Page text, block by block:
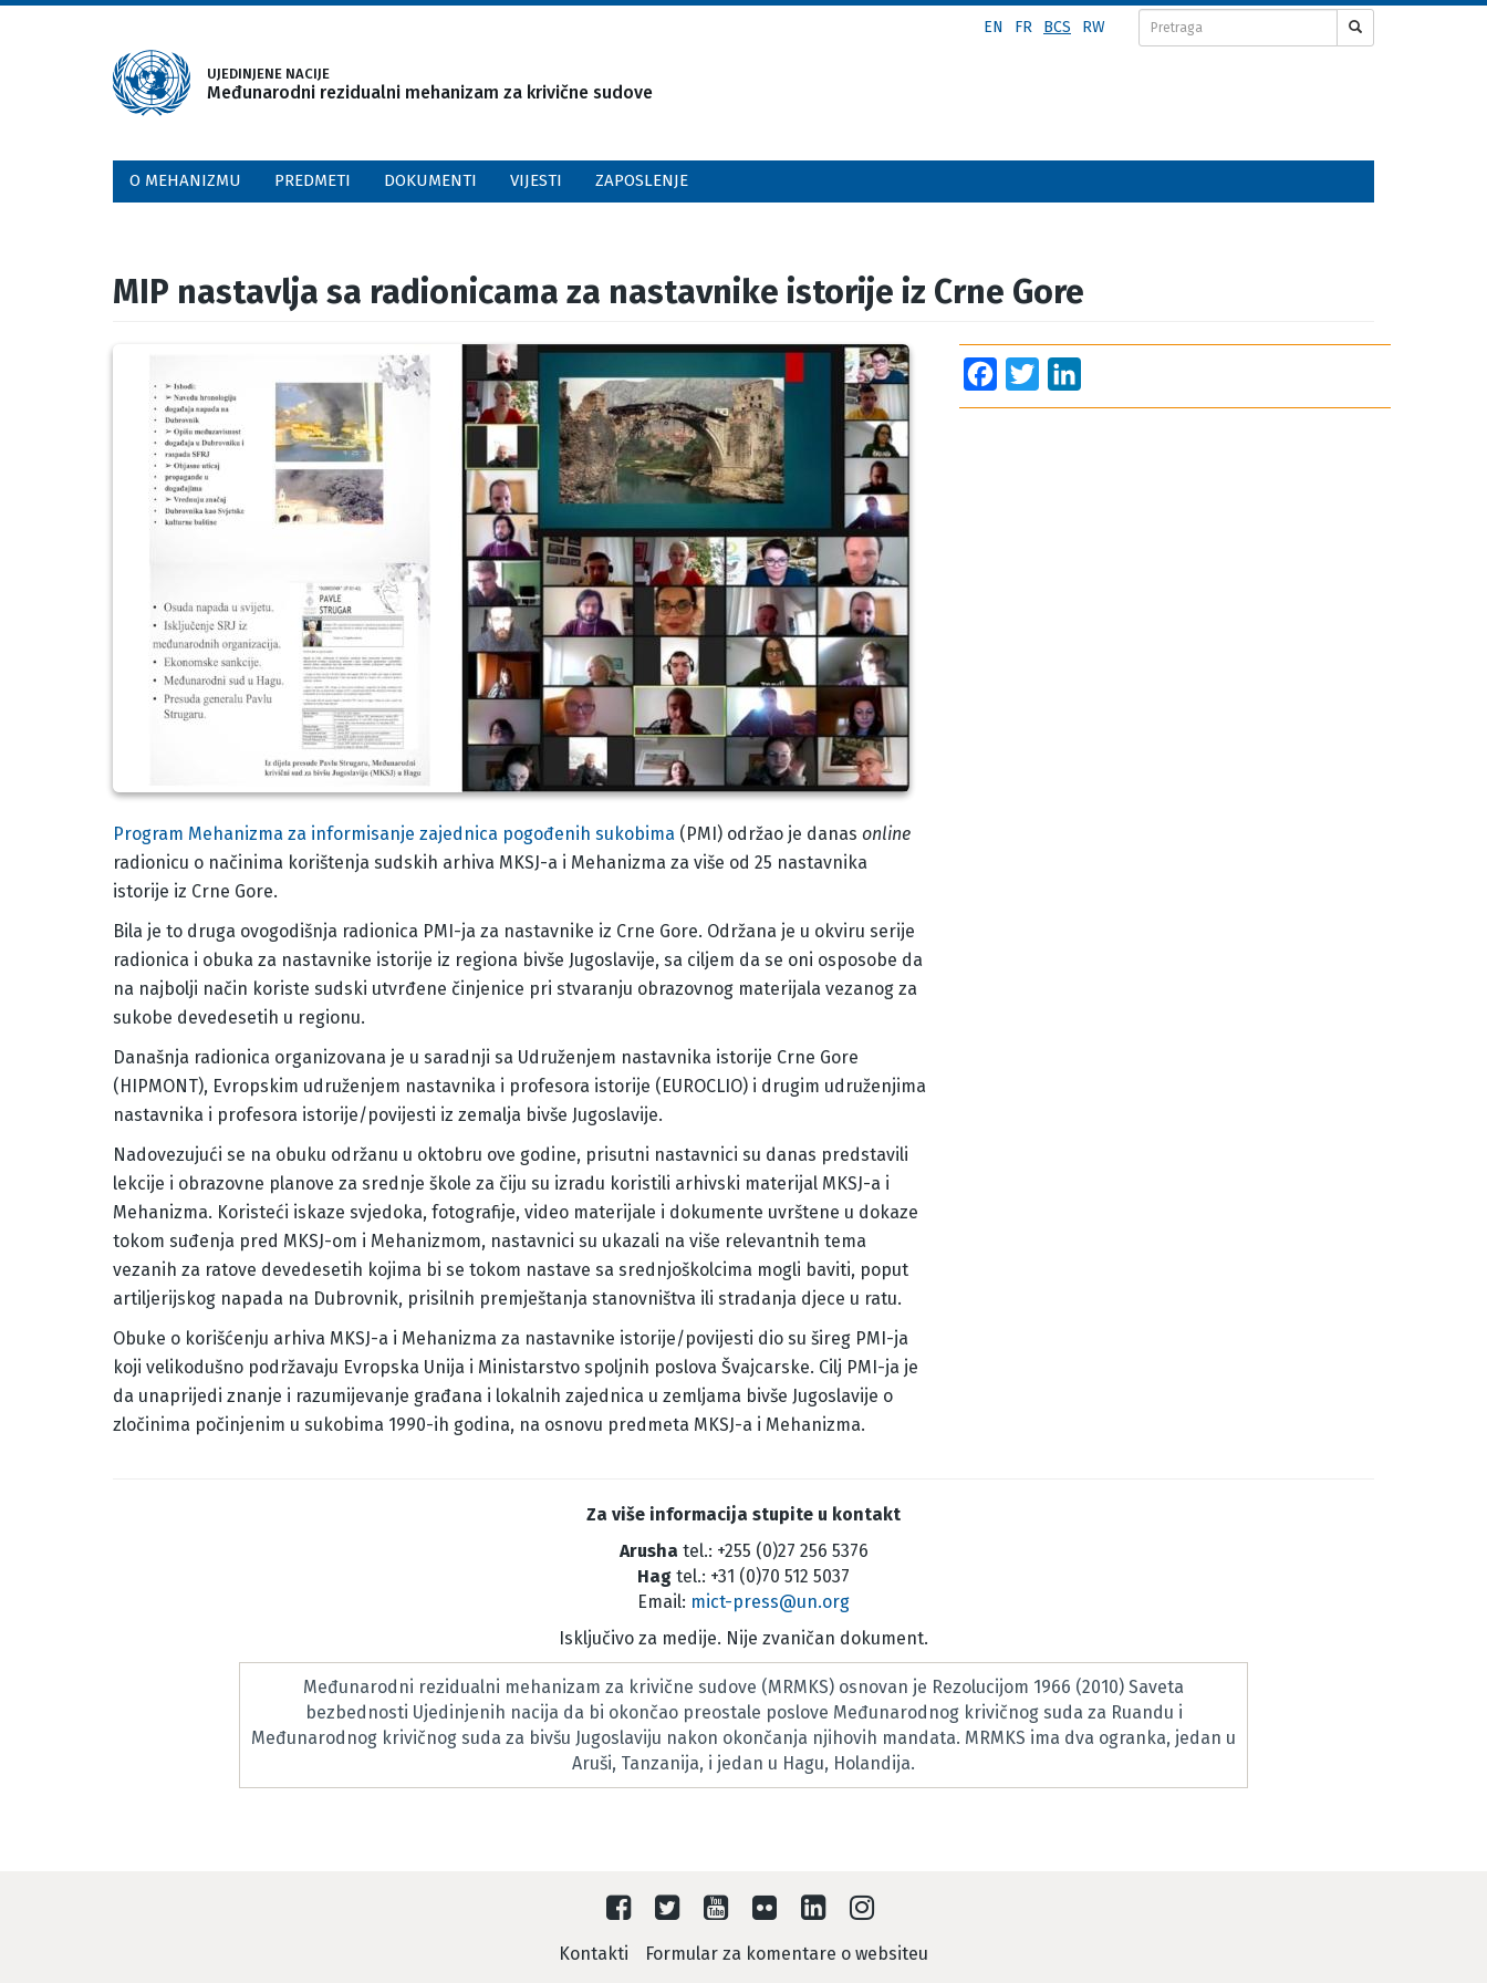
EN FR BCS RW
UJEDINJENE NACIJE
Međunarodni rezidualni mehanizam za krivične sudove
O MEHANIZMU PREDMETI DOKUMENTI VIJESTI ZAPOSLENJE
MIP nastavlja sa radionicama za nastavnike istorije iz Crne Gore
Body
Program Mehanizma za informisanje zajednica pogođenih sukobima (PMI) održao je danas online
radionicu o načinima korištenja sudskih arhiva MKSJ-a i Mehanizma za više od 25 nastavnika
istorije iz Crne Gore.
Bila je to druga ovogodišnja radionica PMI-ja za nastavnike iz Crne Gore. Održana je u okviru serije
radionica i obuka za nastavnike istorije iz regiona bivše Jugoslavije, sa ciljem da se oni osposobe da
na najbolji način koriste sudski utvrđene činjenice pri stvaranju obrazovnog materijala vezanog za
sukobe devedesetih u regionu.
Današnja radionica organizovana je u saradnji sa Udruženjem nastavnika istorije Crne Gore
(HIPMONT), Evropskim udruženjem nastavnika i profesora istorije (EUROCLIO) i drugim udruženjima
nastavnika i profesora istorije/povijesti iz zemalja bivše Jugoslavije.
Nadovezujući se na obuku održanu u oktobru ove godine, prisutni nastavnici su danas predstavili
lekcije i obrazovne planove za srednje škole za čiju su izradu koristili arhivski materijal MKSJ-a i
Mehanizma. Koristeći iskaze svjedoka, fotografije, video materijale i dokumente uvrštene u dokaze
tokom suđenja pred MKSJ-om i Mehanizmom, nastavnici su ukazali na više relevantnih tema
vezanih za ratove devedesetih kojima bi se tokom nastave sa srednjoškolcima mogli baviti, poput
artiljerijskog napada na Dubrovnik, prisilnih premještanja stanovništva ili stradanja djece u ratu.
Obuke o korišćenju arhiva MKSJ-a i Mehanizma za nastavnike istorije/povijesti dio su šireg PMI-ja
koji velikodušno podržavaju Evropska Unija i Ministarstvo spoljnih poslova Švajcarske. Cilj PMI-ja je
da unaprijedi znanje i razumijevanje građana i lokalnih zajednica u zemljama bivše Jugoslavije o
zločinima počinjenim u sukobima 1990-ih godina, na osnovu predmeta MKSJ-a i Mehanizma.
Facebook
Twitter
Za više informacija stupite u kontakt
Arusha tel.: +255 (0)27 256 5376
Hag tel.: +31 (0)70 512 5037
Email: mict-press@un.org
Isključivo za medije. Nije zvaničan dokument.
Međunarodni rezidualni mehanizam za krivične sudove (MRMKS) osnovan je Rezolucijom 1966 (2010) Saveta
bezbednosti Ujedinjenih nacija da bi okončao preostale poslove Međunarodnog krivičnog suda za Ruandu i
Međunarodnog krivičnog suda za bivšu Jugoslaviju nakon okončanja njihovih mandata. MRMKS ima dva ogranka, jedan u
Aruši, Tanzanija, i jedan u Hagu, Holandija.
Kontakti Formular za komentare o websiteu